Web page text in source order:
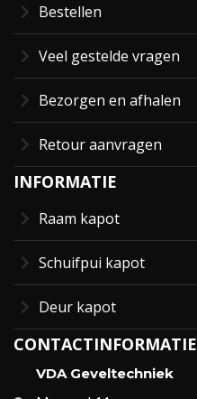
Bestellen
Veel gestelde vragen
Bezorgen en afhalen
Retour aanvragen
INFORMATIE
Raam kapot
Schuifpui kapot
Deur kapot
CONTACTINFORMATIE
VDA Geveltechniek